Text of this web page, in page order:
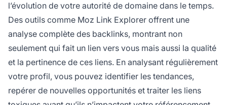
l’évolution de votre autorité de domaine dans le temps.
Des outils comme Moz Link Explorer offrent une
analyse complète des backlinks, montrant non
seulement qui fait un lien vers vous mais aussi la qualité
et la pertinence de ces liens. En analysant régulièrement
votre profil, vous pouvez identifier les tendances,
repérer de nouvelles opportunités et traiter les liens